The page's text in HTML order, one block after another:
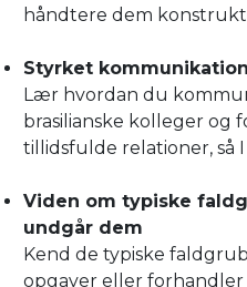
håndtere dem
Styrket
Lær hvordan du
brasilianske kolleger og
tillidsfulde relationer, så
Viden om typiske
undgår dem
Kend de typiske
opgaver eller